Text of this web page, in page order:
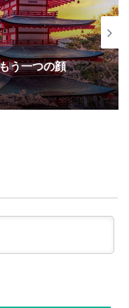
ァイルーズあ
になったエピ